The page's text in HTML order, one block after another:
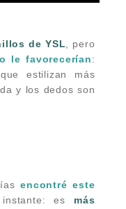
de YSL , pero
le favorecerían:
estilizan más
y los dedos son
encontré este
es más